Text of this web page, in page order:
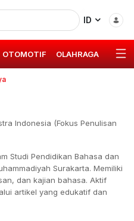
ID
OTOMOTIF OLAHRAGA GAYA
Indonesia (Fokus Penulisan
Studi Pendidikan Bahasa dan
Surakarta. Memiliki
dan kajian bahasa. Aktif
artikel yang edukatif dan